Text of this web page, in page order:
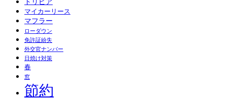
マイカーリース
マフラー
ローダウン
免許証紛失
外交官ナンバー
日焼け対策
春
窓
節約